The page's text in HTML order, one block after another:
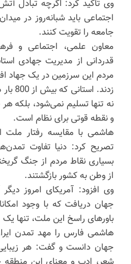
وی تأکید کرد: اگرچه تبادل
اجتماعی باید شبانه‌روز در
جامعه را تقویت کنند.
معاون علمی، اجتماعی و
قدردانی از مدیریت جهادی
مردم این سرزمین در یک جهاد
نه تنها تسلیم نمی‌شود، بلکه
و نقطه قوتی برای نظام است.
هاشمی با مقایسه رفتار ملت
تصریح کرد: دنیا تفاوت
بسیاری نقاط مردم از جنگ
از وطن به کشور بازگشتند.
وی افزود: آمریکای امروز
جهان دریافت که با وجود
باورهای راسخ این ملت، تنها
هاشمی فارس را مهد تمدن
جهان دانست و گفت: هر زیبایی